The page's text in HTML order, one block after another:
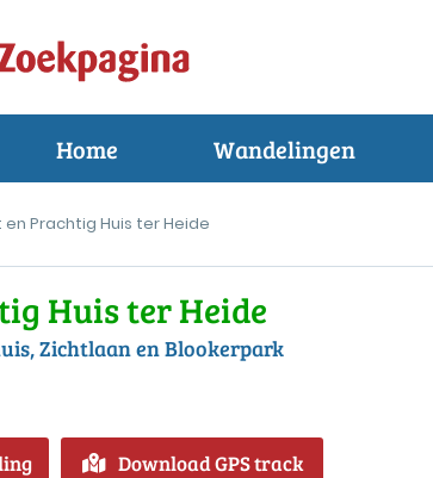
Home Wandelingen
en Prachtig Huis ter Heide
Huis ter Heide
Zichtlaan en Blookerpark
Download GPS track